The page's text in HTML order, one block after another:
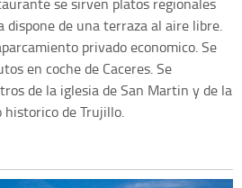
dispone de una terraza al aire libre.
privado economico. Se
en coche de Caceres. Se
de la iglesia de San Martin y de la
historico de Trujillo.